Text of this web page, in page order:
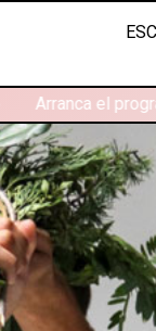
Arranca el